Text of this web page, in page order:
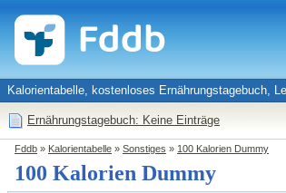
Kalorientabelle, kostenloses Ernährungstagebuch,
Ernährungstagebuch: Keine Einträge
Fddb » Kalorientabelle » Sonstiges » 100 Kalorien Dummy
100 Kalorien Dummy